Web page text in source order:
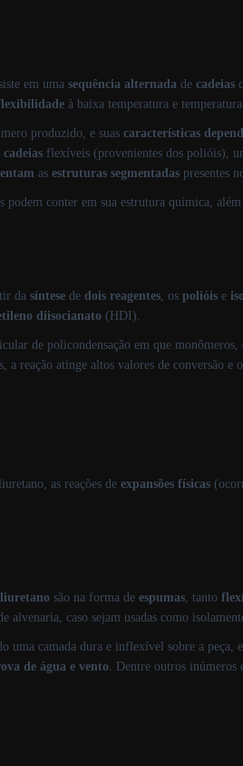
em uma sequência alternada de cadeias
à baixa temperatura e
produzido, e suas características
cadeias flexíveis (provenientes dos polióis),
as estruturas segmentadas presentes
podem conter em sua estrutura química,
da síntese de dois reagentes , os polióis e
diisocianato (HDI).
de policondensação em que
a reação atinge altos valores de conversão e
as reações de expansões físicas
são na forma de espumas , tanto
alvenaria, caso sejam usadas como
uma camada dura e inflexível sobre a peça,
de água e vento . Dentre outros